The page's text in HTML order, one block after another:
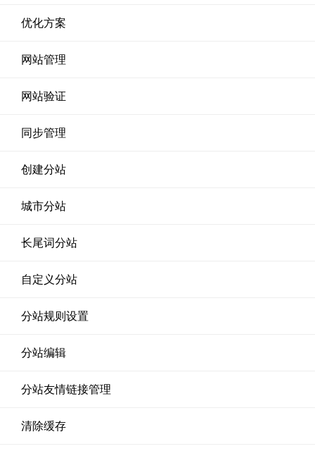
优化方案
网站管理
网站验证
同步管理
创建分站
城市分站
长尾词分站
自定义分站
分站规则设置
分站编辑
分站友情链接管理
清除缓存